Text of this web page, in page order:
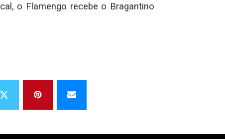
o Flamengo recebe o Bragantino